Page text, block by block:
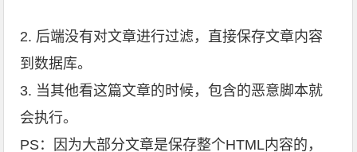
2. 后端没有对文章进行过滤，直接保存文章内容
到数据库。
3. 当其他看这篇文章的时候，包含的恶意脚本就
会执行。
PS：因为大部分文章是保存整个HTML内容的，